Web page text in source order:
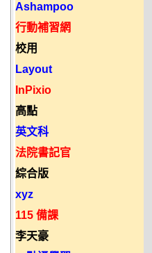
Ashampoo
行動補習網
校用
Layout
InPixio
高點
英文科
法院書記官
綜合版
xyz
115 備課
李天豪